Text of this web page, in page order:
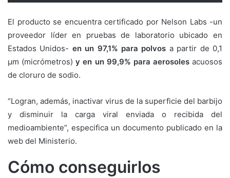
El producto se encuentra certificado por Nelson Labs -un
proveedor líder en pruebas de laboratorio ubicado en
Estados Unidos- en un 97,1% para polvos a partir de 0,1
µm (micrómetros)y en un 99,9% para aerosoles acuosos
de cloruro de sodio.
“Logran, además, inactivar virus de la superficie del barbijo
y disminuir la carga viral enviada o recibida del
medioambiente”, especifica un documento publicado en la
web del Ministerio.
Cómo conseguirlos